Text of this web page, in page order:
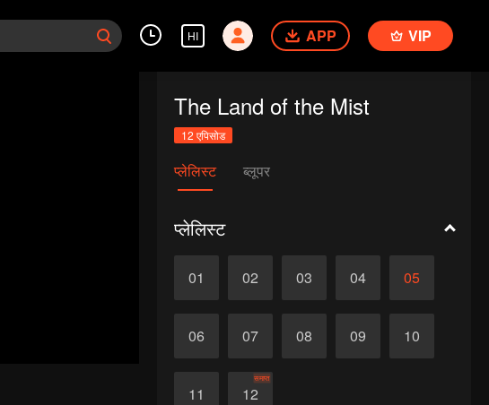
HI APP VIP
The Land of the Mist
12 एपिसोड
प्लेलिस्ट ब्लूपर
प्लेलिस्ट
01 02 03 04 05
06 07 08 09 10
11 12
समाप्त